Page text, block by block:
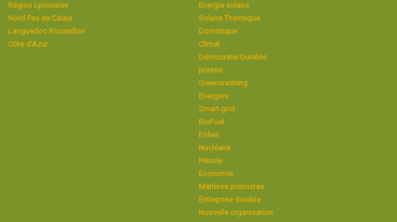
Région Lyonnaise
Nord Pas de Calais
Languedoc Roussillon
Côte d’Azur
Energie solaire
Solaire Thermique
Domotique
Climat
Démocratie Durable
presse
Greenwashing
Energies
Smart-grid
BioFuel
Eolien
Nucléaire
Pétrole
Economie
Matières premières
Entreprise durable
Nouvelle organisation